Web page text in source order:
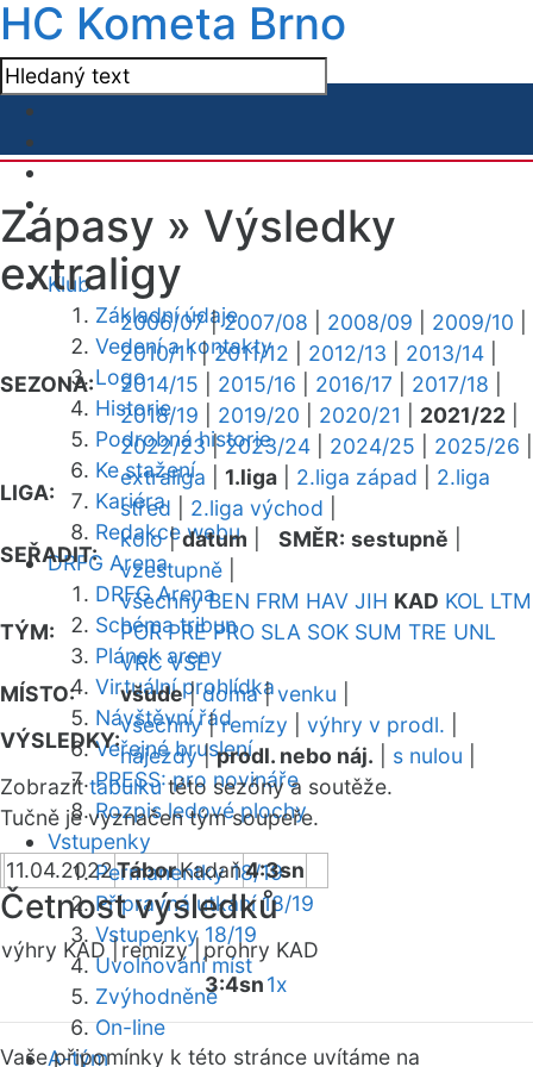
HC Kometa Brno
Klub
Základní údaje
Vedení a kontakty
Logo
Historie
Podrobná historie
Ke stažení
Kariéra
Redakce webu
DRFG Arena
DRFG Arena
Schéma tribun
Plánek areny
Virtuální prohlídka
Návštěvní řád
Veřejné bruslení
PRESS: pro novináře
Rozpis ledové plochy
Vstupenky
Permanentky 18/19
Přípravná utkání 18/19
Vstupenky 18/19
Uvolňování míst
Zvýhodněné
On-line
A-tým
Zápasy » Výsledky
extraligy
SEZONA:
2006/07|2007/08 2008/09 2009/10
2010/11|2011/12 2012/13 2013/14
2014/15
2015/16 2016/17 2017/18
2018/19
2019/20 2020/21 2021/22
2022/23|2023/24 2024/25 2025/26
LIGA:
extraliga 1.liga 2.liga západ
2.liga
střed
2.liga východ
SEŘADIT:
kolo|datum SMĚR: sestupně
vzestupně
TÝM:
všechny BEN FRM HAV JIH KAD KOL LTM
POR PRE PRO SLA SOK SUM TRE UNL
VRC VSE
MÍSTO:
všude|doma|venku
VÝSLEDKY:
všechny|remízy výhry v prodl.
nájezdy|prodl. nebo náj. s nulou
Zobrazittabulkutéto sezóny a soutěže.
Tučně je vyznačen tým soupeře.
11.04.2022TáborKadaň4:3sn
Četnost výsledků
výhry KAD |remízy | prohry KAD
3:4sn1x
Vaše připomínky k této stránce uvítáme na